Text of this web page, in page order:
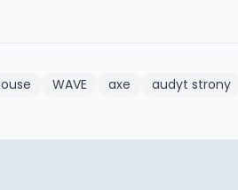
WAVE axe audyt strony